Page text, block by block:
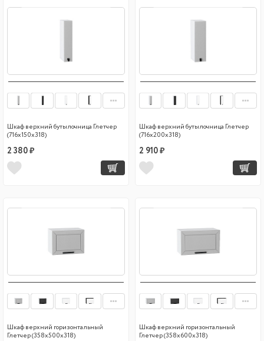
Шкаф верхний бутылочница Глетчер
(716х150х318)
2 380 ₽
Шкаф верхний бутылочница Глетчер
(716х200х318)
2 910 ₽
Шкаф верхний горизонтальный
Глетчер (358х500х318)
Шкаф верхний горизонтальный
Глетчер (358х600х318)